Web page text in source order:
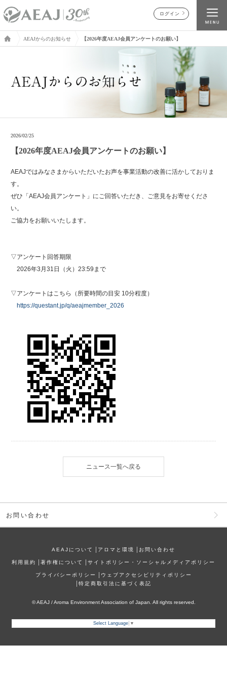
ログイン
AEAJからのお知らせ 【2026年度AEAJ会員アンケートのお願い】
2026/02/25
【2026年度AEAJ会員アンケートのお願い】
AEAJではみなさまからいただいたお声を事業活動の改善に活かしておりま
す。
ぜひ「AEAJ会員アンケート」にご回答いただき、ご意見をお寄せくださ
い。
ご協力をお願いいたします。
▽アンケート回答期限
2026年3月31日（火）23:59まで
▽アンケートはこちら（ 所要時間の目安 10分程度）
https://questant.jp/q/aeajmember_2026
ニュース一覧へ戻る
お問い合わせ
AEAJについて アロマと環境 お問い合わせ
利⽤規約 著作権について サイトポリシー・ソーシャルメディアポリシー
プライバシーポリシー
ウェブアクセシビリティポリシー
特定商取引法に基づく表記
© AEAJ / Aroma Environment Association of Japan. All rights reserved.
Select Language ▼